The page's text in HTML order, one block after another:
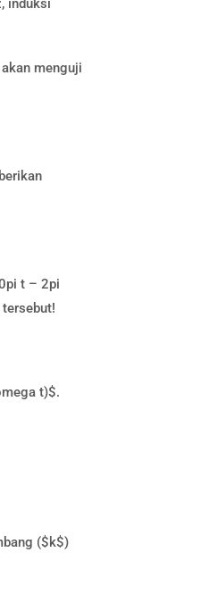
induksi
menguji
t – 2pi
t)$.
($k$)